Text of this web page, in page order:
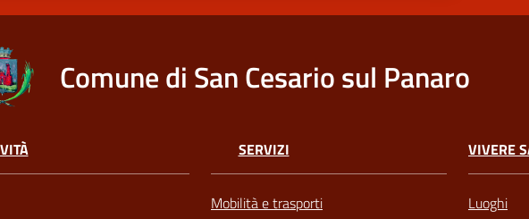
Comune di San Cesario sul Panaro
SERVIZI
Mobilità e trasporti
VIVERE
Luoghi